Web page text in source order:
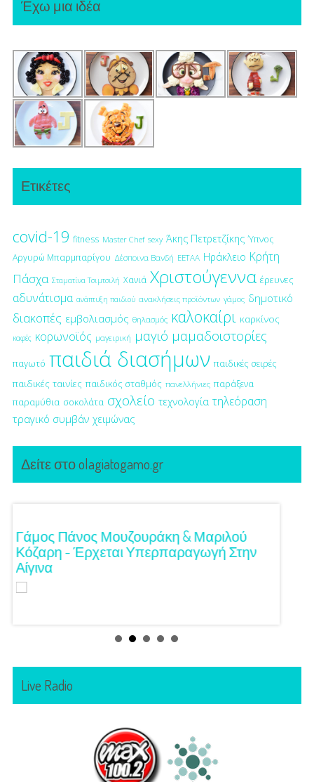
Έχω μια ιδέα
Ετικέτες
covid-19 fitness Master Chef sexy Άκης Πετρετζίκης Ύπνος
Αργυρώ Μπαρμπαρίγου Δέσποινα Βανδή ΕΕΤΑΑ Ηράκλειο Κρήτη
Πάσχα Σταματίνα Τσιμτσιλή Χανιά Χριστούγεννα έρευνες
αδυνάτισμα ανάπτυξη παιδιού ανακλήσεις προϊόντων γάμος δημοτικό
διακοπές εμβολιασμός θηλασμός καλοκαίρι καρκίνος
καφές κορωνοϊός μαγειρική μαγιό μαμαδοιστορίες
παγωτό παιδιά διασήμων παιδικές σειρές
παιδικές ταινίες παιδικός σταθμός πανελλήνιες παράξενα
παραμύθια σοκολάτα σχολείο τεχνολογία τηλεόραση
τραγικό συμβάν χειμώνας
Δείτε στο olagiatogamo.gr
Γάμος Πάνος Μουζουράκη & Μαριλού
Κόζαρη - Έρχεται Υπερπαραγωγή Στην
Αίγινα
Live Radio